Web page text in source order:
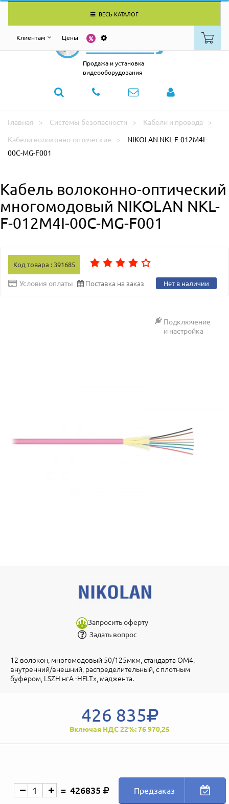
ВЕСЬ КАТАЛОГ
Клиентам Цены
Продажа и установка
видеооборудования
Главная Системы безопасности
Кабели и провода
Кабели волоконно-оптические
NIKOLAN NKL-F-012M4I-
00C-MG-F001
Кабель волоконно-оптический
многомодовый NIKOLAN NKL-
F-012M4I-00C-MG-F001
Код товара : 391685
Условия оплаты Поставка на заказ Нет в наличии
Подключение
и настройка
Запросить оферту
Задать вопрос
12 волокон, многомодовый 50/125мкм, стандарта ОМ4,
внутренний/внешний, распределительный, с плотным
буфером, LSZH нгA -HFLTx, маджента.
426 835
Включая НДС 22%: 76 970,25
426835 Предзаказ